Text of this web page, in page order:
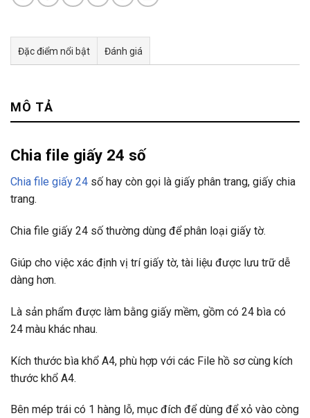
Đặc điểm nổi bật Đánh giá
MÔ TẢ
Chia file giấy 24 số
Chia file giấy 24 số hay còn gọi là giấy phân trang, giấy chia
trang.
Chia file giấy 24 số thường dùng để phân loại giấy tờ.
Giúp cho việc xác định vị trí giấy tờ, tài liệu được lưu trữ dễ
dàng hơn.
Là sản phẩm được làm bằng giấy mềm, gồm có 24 bìa có
24 màu khác nhau.
Kích thước bìa khổ A4, phù hợp với các File hồ sơ cùng kích
thước khổ A4.
Bên mép trái có 1 hàng lỗ, mục đích để dùng để xỏ vào còng